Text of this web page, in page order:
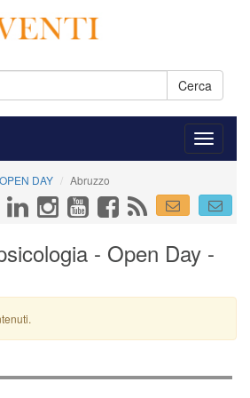
Cerca
OPEN DAY Abruzzo
- Open Day -